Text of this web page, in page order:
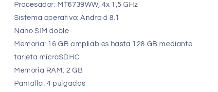
Rugged
IP68
Rugged
IP68
Procesador: MT6739WW, 4x 1,5 GHz
Sistema operativo: Android 8.1
Nano SIM doble
Memoria: 16 GB ampliables hasta 128 GB mediante
tarjeta microSDHC
Memoria RAM: 2 GB
Pantalla: 4 pulgadas